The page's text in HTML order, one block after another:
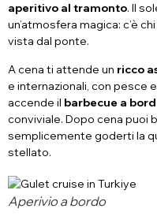
aperitivo al tramonto. Il
un’atmosfera magica: c’è
vista dal ponte.
A cena ti attende un ricco
e internazionali, con pesce
accende il barbecue a
conviviale. Dopo cena puoi
semplicemente goderti la
stellato.
Aperivio a bordo